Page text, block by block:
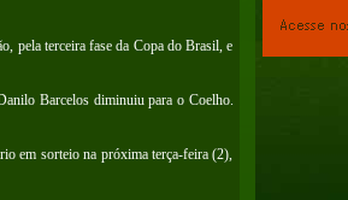
pela terceira fase da Copa do Brasil, e
Barcelos diminuiu para o Coelho.
em sorteio na próxima terça-feira (2),